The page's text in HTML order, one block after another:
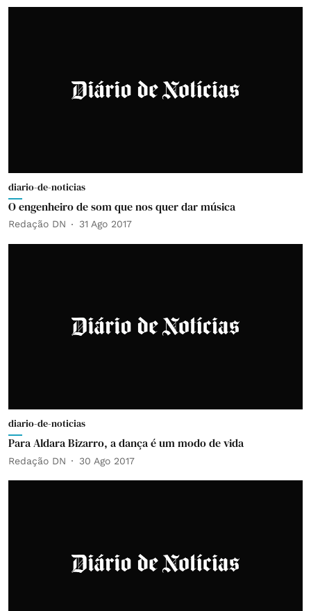
diario-de-noticias
O engenheiro de som que nos quer dar música
Redação DN 31 Ago 2017
diario-de-noticias
Para Aldara Bizarro, a dança é um modo de vida
Redação DN 30 Ago 2017